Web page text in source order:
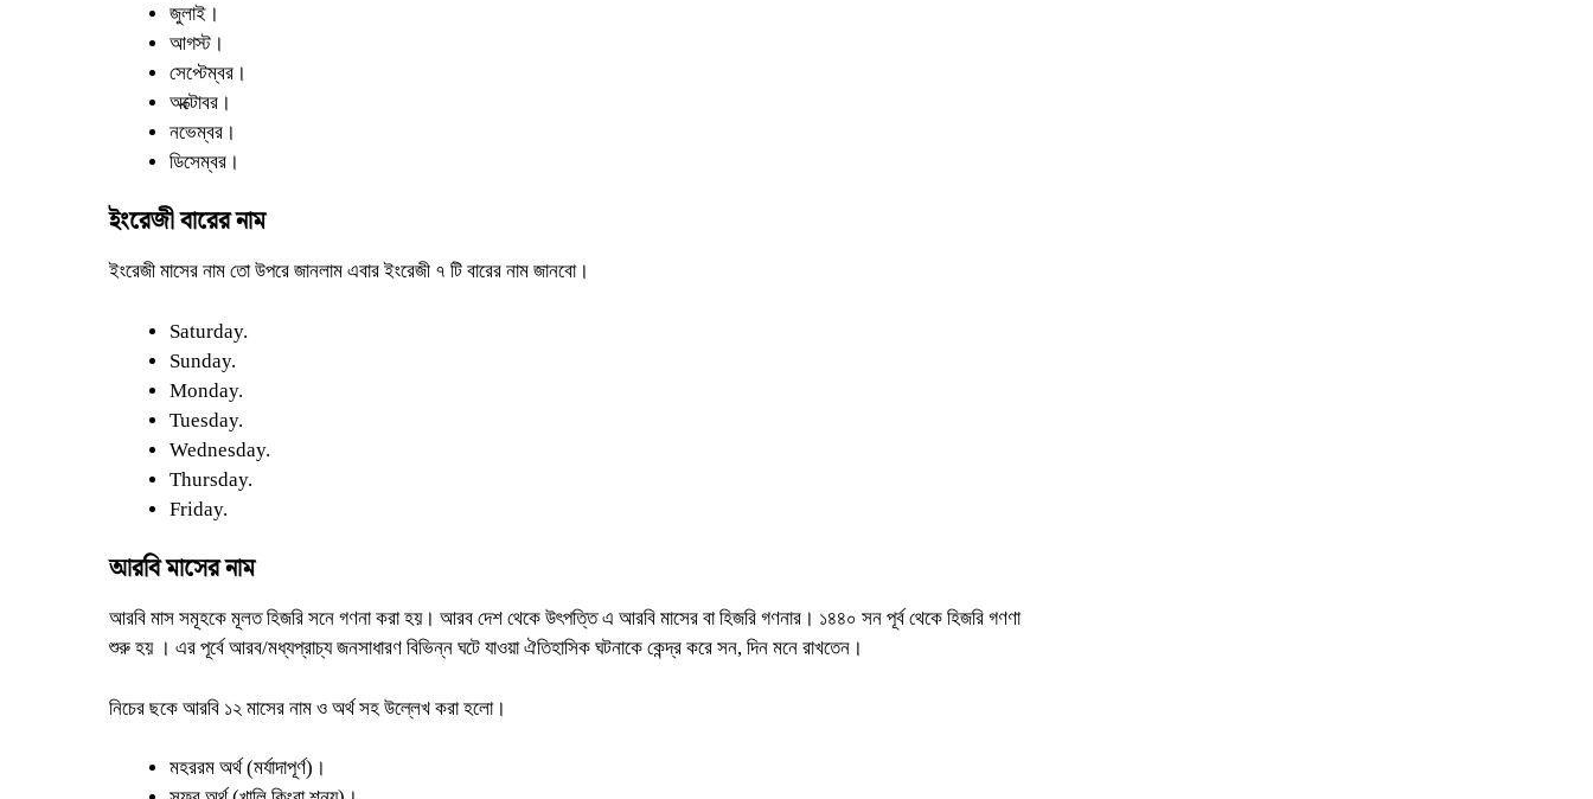
জুলাই।
আগস্ট ।
সেপ্টেম্বর।
অক্টোবর।
নভেম্বর।
ডিসেম্বর।
ইংরেজী বারের নাম
ইংরেজী মাসের নাম তো উপরে জানলাম এবার ইংরেজী ৭ টি বারের নাম জানবো।
Saturday.
Sunday.
Monday.
Tuesday.
Wednesday.
Thursday.
Friday.
আরবি মাসের নাম
আরবি মাস সমূহকে মূলত হিজরি সনে গণনা করা হয়। আরব দেশ থেকে উৎপত্তি এ আরবি মাসের বা হিজরি গণনার। ১৪৪০ সন পূর্ব থেকে হিজরি গণণা
শুরু হয় । এর পূর্বে আরব/মধ্যপ্রাচ্য জনসাধারণ বিভিন্ন ঘটে যাওয়া ঐতিহাসিক ঘটনাকে কেন্দ্র করে সন, দিন মনে রাখতেন।
নিচের ছকে আরবি ১২ মাসের নাম ও অর্থ সহ উল্লেখ করা হলো।
মহররম অর্থ (মর্যাদাপূর্ণ)।